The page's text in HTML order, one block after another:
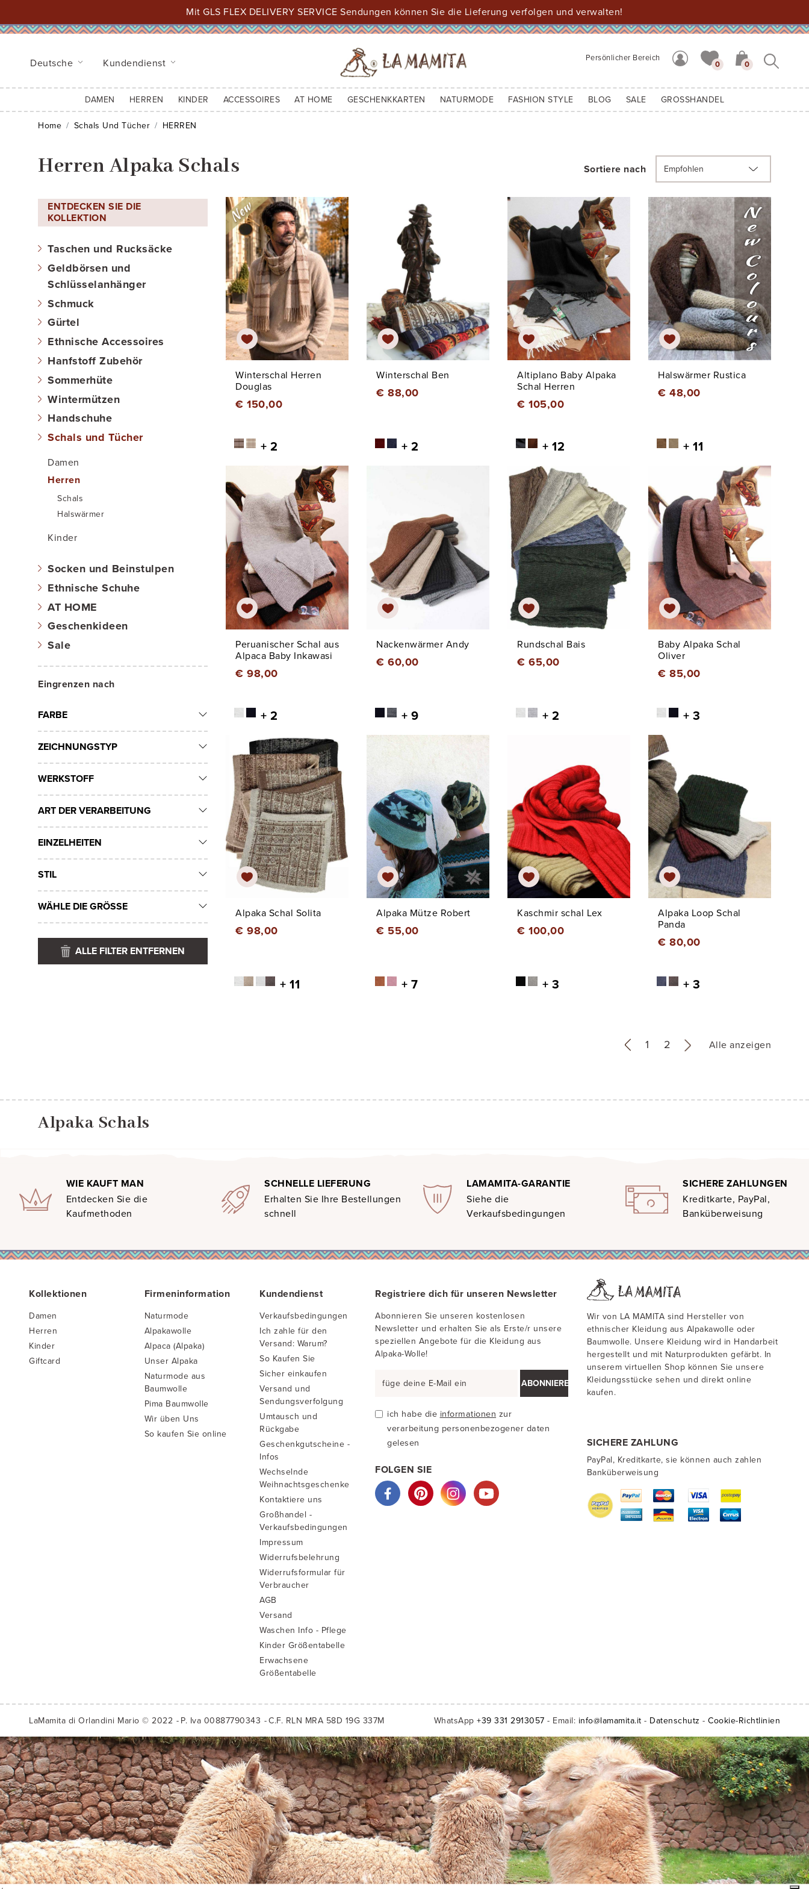
Mit GLS FLEX DELIVERY SERVICE Sendungen können Sie die Lieferung verfolgen und verwalten!
Deutsche Kundendienst Persönlicher Bereich
0 0
DAMEN HERREN KINDER ACCESSOIRES AT HOME GESCHENKKARTEN NATURMODE FASHION STYLE BLOG SALE GROSSHANDEL
Home Schals Und Tücher HERREN
Herren Alpaka Schals
ENTDECKEN SIE DIE
KOLLEKTION
Taschen und Rucksäcke
Geldbörsen und
Schlüsselanhänger
Schmuck
Gürtel
Ethnische Accessoires
Hanfstoff Zubehör
Sommerhüte
Wintermützen
Handschuhe
Schals und Tücher
Damen
Herren
Schals
Halswärmer
Kinder
Socken und Beinstulpen
Ethnische Schuhe
AT HOME
Geschenkideen
Sale
Eingrenzen nach
FARBE
ZEICHNUNGSTYP
WERKSTOFF
ART DER VERARBEITUNG
EINZELHEITEN
STIL
WÄHLE DIE GRÖSSE
ALLE FILTER ENTFERNEN
Sortiere nach
Winterschal Herren
Douglas
€ 150,00
+ 2
Winterschal Ben
€ 88,00
+ 2
Altiplano Baby Alpaka
Schal Herren
€ 105,00
+ 12
Halswärmer Rustica
€ 48,00
+ 11
Peruanischer Schal aus
Alpaca Baby Inkawasi
€ 98,00
+ 2
Nackenwärmer Andy
€ 60,00
+ 9
Rundschal Bais
€ 65,00
+ 2
Baby Alpaka Schal
Oliver
€ 85,00
+ 3
Alpaka Schal Solita
€ 98,00
+ 11
Alpaka Mütze Robert
€ 55,00
+ 7
Kaschmir schal Lex
€ 100,00
+ 3
Alpaka Loop Schal
Panda
€ 80,00
+ 3
« 1 2 » Alle anzeigen
Alpaka Schals
WIE KAUFT MAN
Entdecken Sie die
Kaufmethoden
SCHNELLE LIEFERUNG
Erhalten Sie Ihre Bestellungen
schnell
LAMAMITA-GARANTIE
Siehe die
Verkaufsbedingungen
SICHERE ZAHLUNGEN
Kreditkarte, PayPal,
Banküberweisung
Kollektionen
Damen
Herren
Kinder
Giftcard
Firmeninformation
Naturmode
Alpakawolle
Alpaca (Alpaka)
Unser Alpaka
Naturmode aus
Baumwolle
Pima Baumwolle
Wir üben Uns
So kaufen Sie online
Kundendienst
Verkaufsbedingungen
Ich zahle für den
Versand: Warum?
So Kaufen Sie
Sicher einkaufen
Versand und
Sendungsverfolgung
Umtausch und
Rückgabe
Geschenkgutscheine -
Infos
Wechselnde
Weihnachtsgeschenke
Kontaktiere uns
Großhandel -
Verkaufsbedingungen
Impressum
Widerrufsbelehrung
Widerrufsformular für
Verbraucher
AGB
Versand
Waschen Info - Pflege
Kinder Größentabelle
Erwachsene
Größentabelle
Registriere dich für unseren Newsletter
Abonnieren Sie unseren kostenlosen
Newsletter und erhalten Sie als Erste/r unsere
speziellen Angebote für die Kleidung aus
Alpaka-Wolle!
ABONNIEREN
ich habe die informationen zur
verarbeitung personenbezogener daten
gelesen
FOLGEN SIE
Wir von LA MAMITA sind Hersteller von
ethnischer Kleidung aus Alpakawolle oder
Baumwolle. Unsere Kleidung wird in Handarbeit
hergestellt und mit Naturprodukten gefärbt. In
unserem virtuellen Shop können Sie unsere
Kleidungsstücke sehen und direkt online
kaufen.
SICHERE ZAHLUNG
PayPal, Kreditkarte, sie können auch zahlen
Banküberweisung
LaMamita di Orlandini Mario © 2022 P. Iva 00887790343 C.F. RLN MRA 58D 19G 337M WhatsApp +39 331 2913057 - Email: info@lamamita.it - Datenschutz - Cookie-Richtlinien